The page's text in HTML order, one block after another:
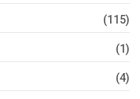
(115)
(1)
(4)